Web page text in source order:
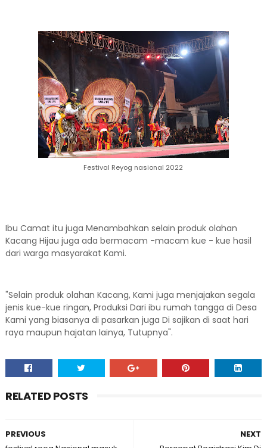
Festival Reyog nasional 2022
Ibu Camat itu juga Menambahkan selain produk olahan
Kacang Hijau juga ada bermacam -macam kue - kue hasil
dari warga masyarakat Kami.
"Selain produk olahan Kacang, Kami juga menjajakan segala
jenis kue-kue ringan, Produksi Dari ibu rumah tangga di Desa
Kami yang biasanya di pasarkan juga Di sajikan di saat hari
raya maupun hajatan lainya, Tutupnya".
RELATED POSTS
NEXT
PREVIOUS